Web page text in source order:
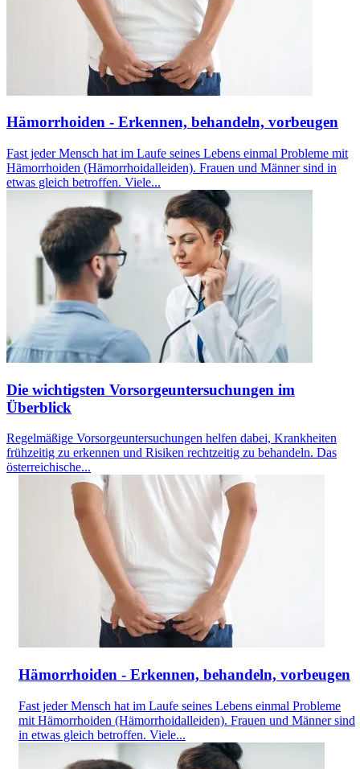
Hämorrhoiden - Erkennen, behandeln, vorbeugen
Fast jeder Mensch hat im Laufe seines Lebens einmal Probleme mit
Hämorrhoiden (Hämorrhoidalleiden). Frauen und Männer sind in
etwas gleich betroffen. Viele...
Die wichtigsten Vorsorgeuntersuchungen im
Überblick
Regelmäßige Vorsorgeuntersuchungen helfen dabei, Krankheiten
frühzeitig zu erkennen und Risiken rechtzeitig zu behandeln. Das
österreichische...
Hämorrhoiden - Erkennen, behandeln, vorbeugen
Fast jeder Mensch hat im Laufe seines Lebens einmal Probleme
mit Hämorrhoiden (Hämorrhoidalleiden). Frauen und Männer sind
in etwas gleich betroffen. Viele...